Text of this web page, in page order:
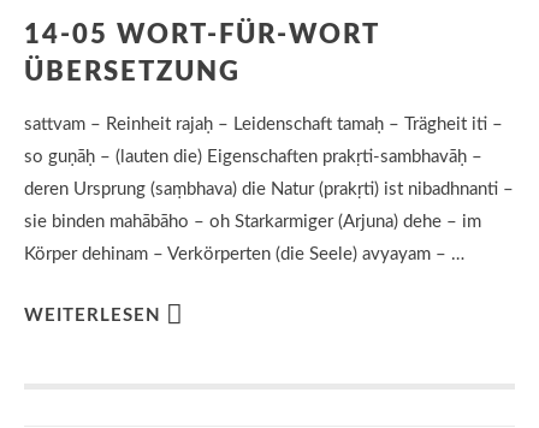
14-05 WORT-FÜR-WORT
ÜBERSETZUNG
sattvam – Reinheit rajaḥ – Leidenschaft tamaḥ – Trägheit iti –
so guṇāḥ – (lauten die) Eigenschaften prakṛti-sambhavāḥ –
deren Ursprung (saṃbhava) die Natur (prakṛti) ist nibadhnanti –
sie binden mahābāho – oh Starkarmiger (Arjuna) dehe – im
Körper dehinam – Verkörperten (die Seele) avyayam – …
WEITERLESEN